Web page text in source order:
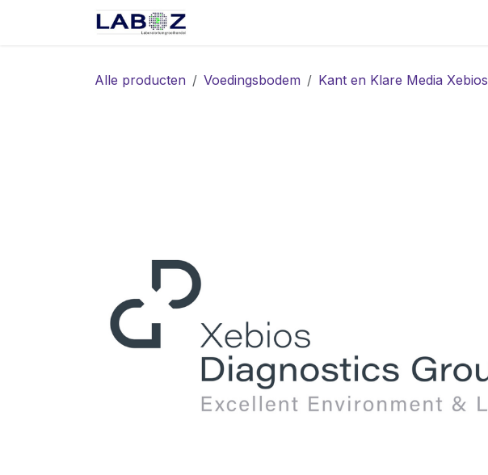
Alle producten Voedingsbodem Kant en Klare Media Xebios